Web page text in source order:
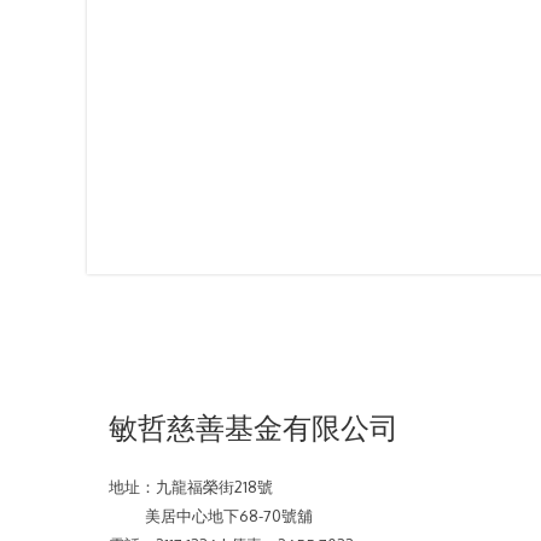
敏哲慈善基金有限公司
地址： 九龍福榮街218號
美居中心地下68-70號舖